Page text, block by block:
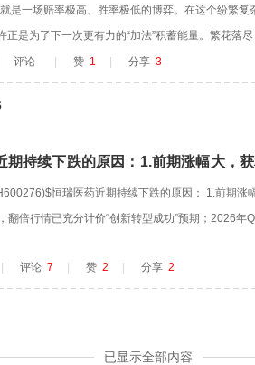
是一场赔率极高、胜率极低的博弈。在这个纷繁
正是为了下一次更有力的“加法”积蓄能量。繁花落
性的赛道上，结出更硕大的果实
评论 赞 1 分享 3
期持续下跌的原因：1.前期涨幅大，
恒瑞医药近期持续下跌的原因： 1.前期涨
翻倍行情已充分计价“创新转型成功”预期；2026年
配；非医药主动基金医药仓位仅4.46%，北向资金
评论 7 赞 2 分享 2
已显示全部内容